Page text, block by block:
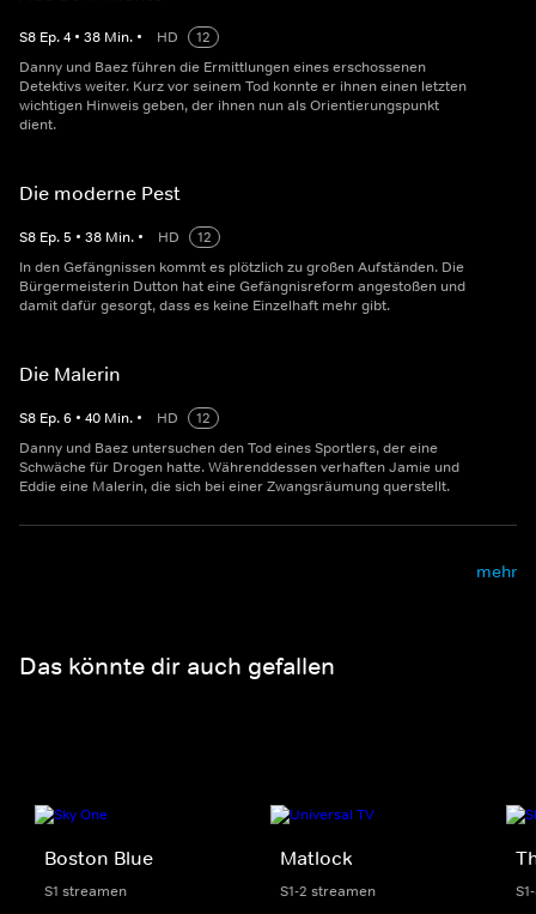
S8 Ep.4 • 38 Min. • HD
12
Danny und Baez führen die Ermittlungen eines erschossenen
Detektivs weiter. Kurz vor seinem Tod konnte er ihnen einen letzten
wichtigen Hinweis geben, der ihnen nun als Orientierungspunkt
dient.
Die moderne Pest
S8 Ep.5 • 38 Min. • HD
12
In den Gefängnissen kommt es plötzlich zu großen Aufständen. Die
Bürgermeisterin Dutton hat eine Gefängnisreform angestoßen und
damit dafür gesorgt, dass es keine Einzelhaft mehr gibt.
Die Malerin
S8 Ep.6 • 40 Min. • HD
12
Danny und Baez untersuchen den Tod eines Sportlers, der eine
Schwäche für Drogen hatte. Währenddessen verhaften Jamie und
Eddie eine Malerin, die sich bei einer Zwangsräumung querstellt.
mehr
Das könnte dir auch gefallen
Boston Blue
S1 streamen
Matlock
S1-2 streamen